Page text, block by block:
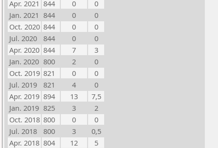
Apr. 2021 844 0
0
Jan. 2021 844 0
0
Oct. 2020 844 0
0
Jul. 2020
844 0
0
Apr. 2020 844 7
3
Jan. 2020 800 2
0
Oct. 2019 821 0
0
Jul. 2019
821 4
0
Apr. 2019 894 13
7,5
Jan. 2019 825 3
2
Oct. 2018 800 0
0
Jul. 2018
800 3
0,5
Apr. 2018 804 12
5